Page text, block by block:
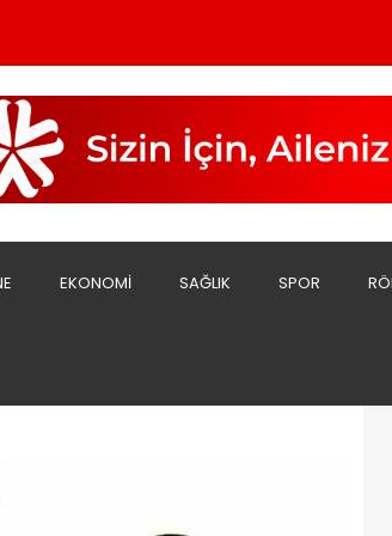
Büyütüyoruz”
EKONOMI SAĞLIK SPOR